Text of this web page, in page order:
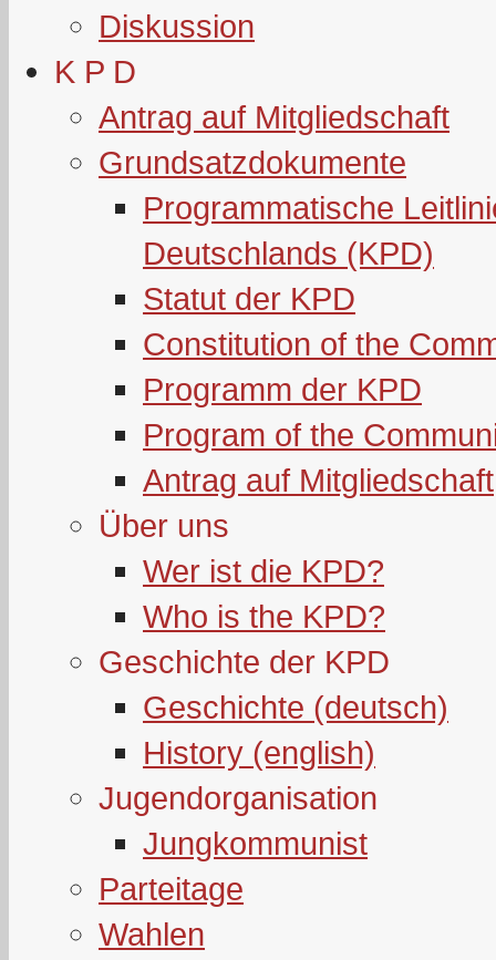
Diskussion
K P D
Antrag auf Mitgliedschaft
Grundsatzdokumente
Programmatische
Deutschlands (KPD)
Statut der KPD
Constitution of the
Programm der KPD
Program of the
Antrag auf Mitgliedschaft
Über uns
Wer ist die KPD?
Who is the KPD?
Geschichte der KPD
Geschichte (deutsch)
History (english)
Jugendorganisation
Jungkommunist
Parteitage
Wahlen